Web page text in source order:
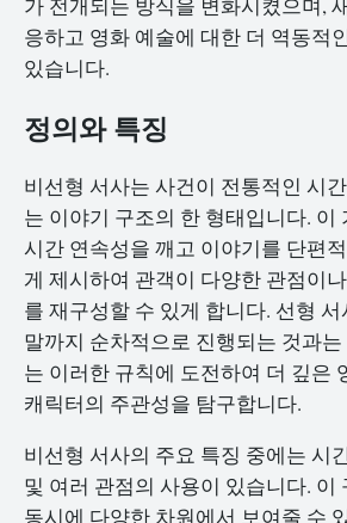
응하고 영화 예술에 대한 더 역동적
있습니다.
정의와 특징
비선형 서사는 사건이 전통적인 시
는 이야기 구조의 한 형태입니다. 이
시간 연속성을 깨고 이야기를 단편
게 제시하여 관객이 다양한 관점이
를 재구성할 수 있게 합니다. 선형
말까지 순차적으로 진행되는 것과
는 이러한 규칙에 도전하여 더 깊은
캐릭터의 주관성을 탐구합니다.
비선형 서사의 주요 특징 중에는 시
및 여러 관점의 사용이 있습니다. 이
동시에 다양한 차원에서 보여줄 수